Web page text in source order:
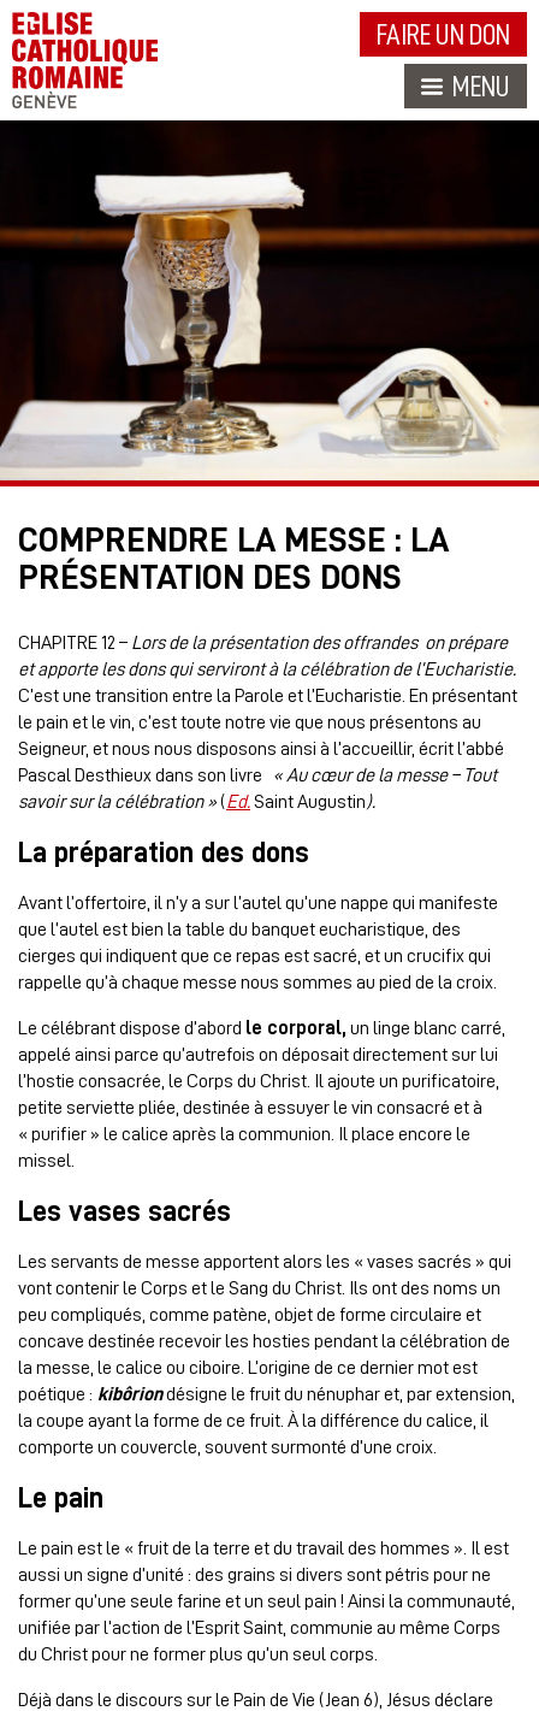
FAIRE UN DON
MENU
COMPRENDRE LA MESSE : LA
PRÉSENTATION DES DONS
CHAPITRE 12 – Lors de la présentation des offrandes on prépare
et apporte les dons qui serviront à la célébration de l’Eucharistie.
C’est une transition entre la Parole et l’Eucharistie. En présentant
le pain et le vin, c’est toute notre vie que nous présentons au
Seigneur, et nous nous disposons ainsi à l’accueillir, écrit l’abbé
Pascal Desthieux dans son livre « Au cœur de la messe – Tout
savoir sur la célébration »(Ed.Saint Augustin).
La préparation des dons
Avant l’offertoire, il n’y a sur l’autel qu’une nappe qui manifeste
que l’autel est bien la table du banquet eucharistique, des
cierges qui indiquent que ce repas est sacré, et un crucifix qui
rappelle qu’à chaque messe nous sommes au pied de la croix.
Le célébrant dispose d’abord le corporal, un linge blanc carré,
appelé ainsi parce qu’autrefois on déposait directement sur lui
l’hostie consacrée, le Corps du Christ. Il ajoute un purificatoire,
petite serviette pliée, destinée à essuyer le vin consacré et à
« purifier » le calice après la communion. Il place encore le
missel.
Les vases sacrés
Les servants de messe apportent alors les « vases sacrés » qui
vont contenir le Corps et le Sang du Christ. Ils ont des noms un
peu compliqués, comme patène, objet de forme circulaire et
concave destinée recevoir les hosties pendant la célébration de
la messe, le calice ou ciboire. L’origine de ce dernier mot est
poétique : kibôriondésigne le fruit du nénuphar et, par extension,
la coupe ayant la forme de ce fruit. À la différence du calice, il
comporte un couvercle, souvent surmonté d’une croix.
Le pain
Le pain est le « fruit de la terre et du travail des hommes ». Il est
aussi un signe d’unité : des grains si divers sont pétris pour ne
former qu’une seule farine et un seul pain ! Ainsi la communauté,
unifiée par l’action de l’Esprit Saint, communie au même Corps
du Christ pour ne former plus qu’un seul corps.
Déjà dans le discours sur le Pain de Vie (Jean 6), Jésus déclare